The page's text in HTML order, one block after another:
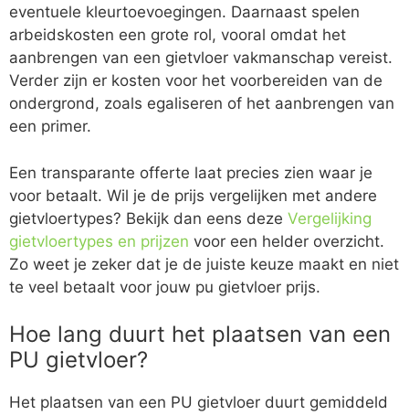
eventuele kleurtoevoegingen. Daarnaast spelen
arbeidskosten een grote rol, vooral omdat het
aanbrengen van een gietvloer vakmanschap vereist.
Verder zijn er kosten voor het voorbereiden van de
ondergrond, zoals egaliseren of het aanbrengen van
een primer.
Een transparante offerte laat precies zien waar je
voor betaalt. Wil je de prijs vergelijken met andere
gietvloertypes? Bekijk dan eens deze Vergelijking
gietvloertypes en prijzen voor een helder overzicht.
Zo weet je zeker dat je de juiste keuze maakt en niet
te veel betaalt voor jouw pu gietvloer prijs.
Hoe lang duurt het plaatsen van een
PU gietvloer?
Het plaatsen van een PU gietvloer duurt gemiddeld